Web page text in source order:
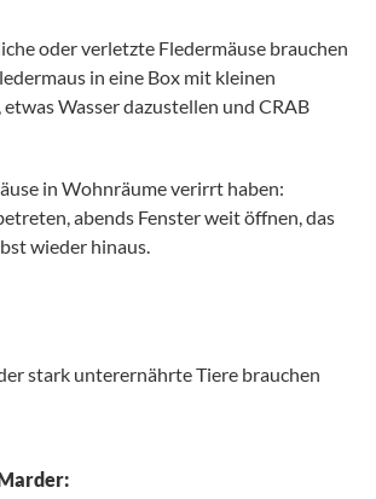
oder verletzte Fledermäuse brauchen
in eine Box mit kleinen
Wasser dazustellen und CRAB
in Wohnräume verirrt haben:
abends Fenster weit öffnen, das
wieder hinaus.
stark unterernährte Tiere brauchen